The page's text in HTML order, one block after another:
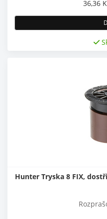
36,36
Hunter Tryska 8 FIX,